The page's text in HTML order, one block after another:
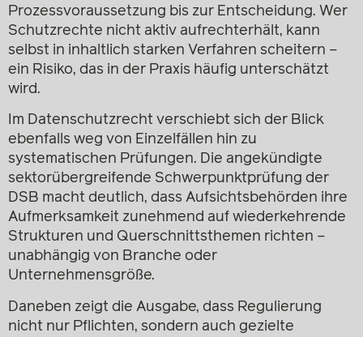
Prozessvoraussetzung bis zur Entscheidung. Wer
Schutzrechte nicht aktiv aufrechterhält, kann
selbst in inhaltlich starken Verfahren scheitern –
ein Risiko, das in der Praxis häufig unterschätzt
wird.
Im Datenschutzrecht verschiebt sich der Blick
ebenfalls weg von Einzelfällen hin zu
systematischen Prüfungen. Die angekündigte
sektorübergreifende Schwerpunktprüfung der
DSB macht deutlich, dass Aufsichtsbehörden ihre
Aufmerksamkeit zunehmend auf wiederkehrende
Strukturen und Querschnittsthemen richten –
unabhängig von Branche oder
Unternehmensgröße.
Daneben zeigt die Ausgabe, dass Regulierung
nicht nur Pflichten, sondern auch gezielte